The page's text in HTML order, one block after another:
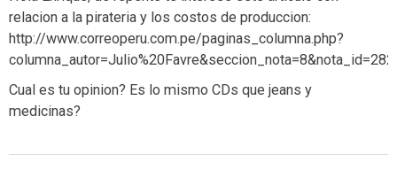
relacion a la pirateria y los costos de produccion:
http://www.correoperu.com.pe/paginas_columna.php?
Cual es tu opinion? Es lo mismo CDs que jeans y
medicinas?